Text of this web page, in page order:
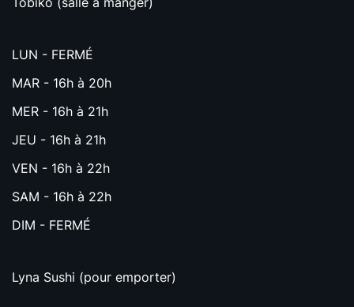
LUN - FERMÉ
MAR - 16h à 20h
MER - 16h à 21h
JEU - 16h à 21h
VEN - 16h à 22h
SAM - 16h à 22h
DIM - FERMÉ
Lyna Sushi (pour emporter)